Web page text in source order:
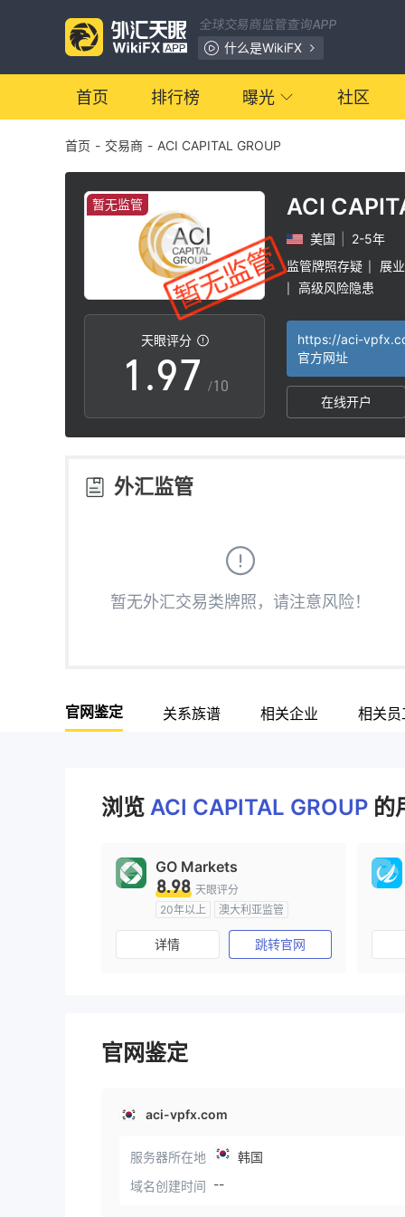
全球交易商监管查询APP
什么是WikiFX
首页 排行榜 曝光 社区
首页 - 交易商 - ACI CAPITAL GROUP
暂无监管
天眼评分
0
1
2
3
5
8
9
.
3
4
5
6
7
8
9
1
2
3
4
5
6
7
8
9
/10
ACI
美国
2-5年
监管牌照存疑
展
高级风险隐患
https://aci-
官方网址
在线开户
外汇监管
暂无外汇交易类牌照，请注意风险！
官网鉴定 关系族谱 相关企业 相关员
浏览 ACI CAPITAL GROUP 的
GO Markets
8.98 天眼评分
20年以上
澳大利亚监管
全牌照 (MM)
cTrader
详情 跳转官网
官网鉴定
aci-vpfx.com
服务器所在地
韩国
域名创建时间 --